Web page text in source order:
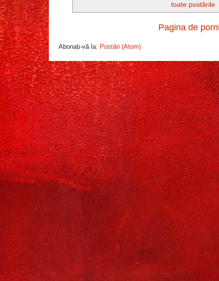
toate postările
Pagina de
Abonați-vă la: Postări (Atom)